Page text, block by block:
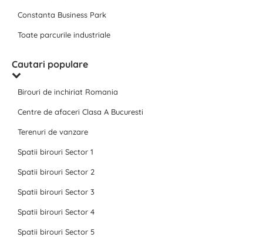
Constanta Business Park
Toate parcurile industriale
Cautari populare
Birouri de inchiriat Romania
Centre de afaceri Clasa A Bucuresti
Terenuri de vanzare
Spatii birouri Sector 1
Spatii birouri Sector 2
Spatii birouri Sector 3
Spatii birouri Sector 4
Spatii birouri Sector 5